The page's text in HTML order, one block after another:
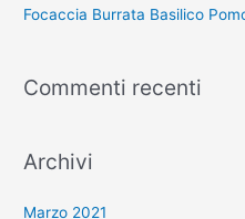
Focaccia Burrata Basilico
Commenti recenti
Archivi
Marzo 2021